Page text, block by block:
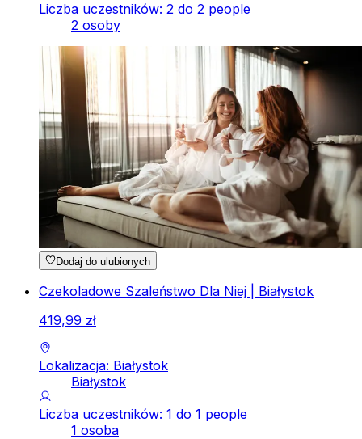
Liczba uczestników: 2 do 2 people
2 osoby
Dodaj do ulubionych
Czekoladowe Szaleństwo Dla Niej | Białystok
419,99 zł
Lokalizacja: Białystok
Białystok
Liczba uczestników: 1 do 1 people
1 osoba